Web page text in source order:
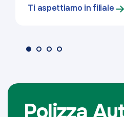
Ti aspettiamo in filiale
Polizza